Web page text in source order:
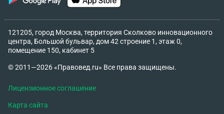
121205, город Москва, территория Сколково инновационного
центра, Большой бульвар, дом 42 строение 1, этаж 0,
помещение 150, кабинет 5
© 2011—2026 «Правовед.ru» Все права защищены.
Лицензионное соглашение
Карта сайта